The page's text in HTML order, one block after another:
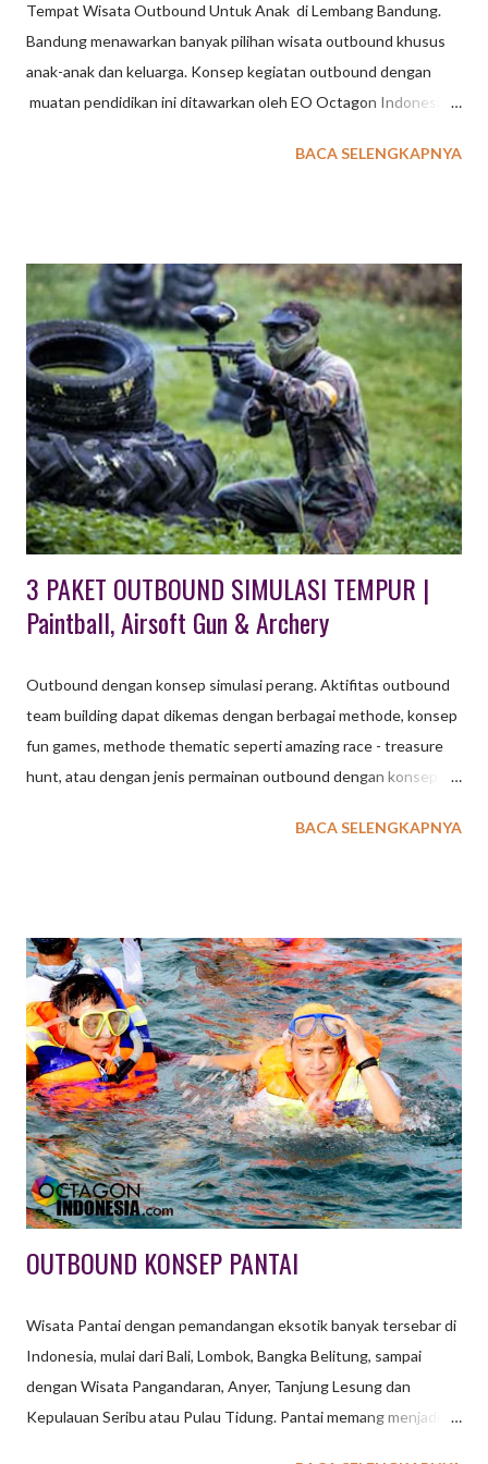
Tempat Wisata Outbound Untuk Anak di Lembang Bandung.
Bandung menawarkan banyak pilihan wisata outbound khusus
anak-anak dan keluarga. Konsep kegiatan outbound dengan
muatan pendidikan ini ditawarkan oleh EO Octagon Indonesia
Untuk kegiatan Family Gathering EXXO sudah sediakan
dengan disesuaikan karakteristik peserta dan usia. baca juga : 36
Tempat Wisata di Lembang TEMPAT WISATA OUTBOUND
UNTUK ANAK & FAMILY GATHERING DI BANDUNG Khusus
Wisata Outbound di Lembang Bandung ini , paket untuk usia
anak - anak tersedia Program Outbound Character Building
berupa aktifitas wisata edukasi untuk pelajar PAUD, TK maupun
SD dan SMP. Teriakan anak - anak terdengar sangat nyaring saat
pemandu dari EO Octagon Indonesia memberi instruksi ...
BACA SELENGKAPNYA
3 PAKET OUTBOUND SIMULASI TEMPUR |
Paintball, Airsoft Gun & Archery
Outbound dengan konsep simulasi perang. Aktifitas outbound
team building dapat dikemas dengan berbagai methode, konsep
fun games, methode thematic seperti amazing race - treasure
hunt, atau dengan jenis permainan outbound dengan konsep
cukup tinggi, EXXO INDONESIA menyediakan beberapa pilihan
atau kelompok pemain berusaha untuk mengalahkan pemain /
kelompok lain dengan cara memberi tanda cat di tubuh lawan.
Peluru cat yang digunakan harus terbuat dari bahan yang aman
dan tidak beracun, sedangkan senjata yang digunakan untuk
menembakkannya biasa disebut paintball marker atau paintball
gun. Peralatan lain yang harus ada ialah masker pelindung wajah.
Selain untuk permainan, teknologi Paintball juga digunakan
sebagai simulasi / latihan militer yang lebi...
BACA SELENGKAPNYA
OUTBOUND KONSEP PANTAI
Wisata Pantai dengan pemandangan eksotik banyak tersebar di
Indonesia, mulai dari Bali, Lombok, Bangka Belitung, sampai
dengan Wisata Pangandaran, Anyer, Tanjung Lesung dan
Kepulauan Seribu atau Pulau Tidung. Pantai memang menjadi